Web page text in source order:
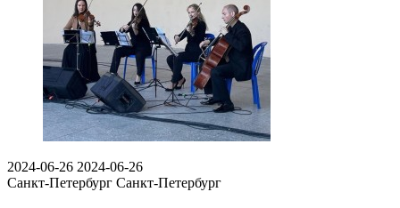
2024-06-26 2024-06-26
Санкт-Петербург Санкт-Петербург